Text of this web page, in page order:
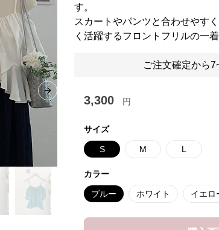
Next slide
す。
スカートやパンツと合わせやす
く活躍するフロントフリルの一着
ご注文確定から
3,300 円
サイズ
S M L
カラー
ブルー ホワイト イエロ